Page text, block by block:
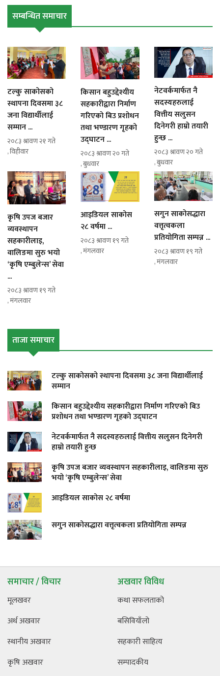
सम्बन्धित समाचार
टल्कु साकोसको
स्थापना दिवसमा ३८
जना विद्यार्थीलाई
सम्मान ...
२०८३ श्रावण २१ गते
, विहीवार
किसान बहुउद्देश्यीय
सहकारीद्वारा निर्माण
गरिएको बिउ प्रशोधन
तथा भण्डारण गृहको
उद्घाटन ...
२०८३ श्रावण २० गते
, बुधवार
नेटवर्कमार्फत नै
सदस्यहरुलाई
वित्तीय सलुसन
दिनेगरी हाम्रो तयारी
हुन्छ ...
२०८३ श्रावण २० गते
, बुधवार
कृषि उपज बजार
व्यवस्थापन
सहकारीलाइ,
वालिङमा सुरु भयो
‘कृषि एम्बुलेन्स’ सेवा
...
२०८३ श्रावण १९ गते
, मंगलवार
आइडियल साकोस
२८ वर्षमा ...
२०८३ श्रावण १९ गते
, मंगलवार
सगुन साकोसद्धारा
वत्तृत्वकला
प्रतियोगिता सम्पन्न ...
२०८३ श्रावण १९ गते
, मंगलवार
ताजा समाचार
टल्कु साकोसको स्थापना दिवसमा ३८ जना विद्यार्थीलाई
सम्मान
किसान बहुउद्देश्यीय सहकारीद्वारा निर्माण गरिएको बिउ
प्रशोधन तथा भण्डारण गृहको उद्घाटन
नेटवर्कमार्फत नै सदस्यहरुलाई वित्तीय सलुसन दिनेगरी
हाम्रो तयारी हुन्छ
कृषि उपज बजार व्यवस्थापन सहकारीलाइ, वालिङमा सुरु
भयो ‘कृषि एम्बुलेन्स’ सेवा
आइडियल साकोस २८ वर्षमा
सगुन साकोसद्धारा वत्तृत्वकला प्रतियोगिता सम्पन्न
समाचार / विचार
मूलखवर
अर्थ अखवार
स्थानीय अखवार
कृषि अखवार
अखवार विविध
कथा सफलताको
बसिवियाँलो
सहकारी साहित्य
सम्पादकीय